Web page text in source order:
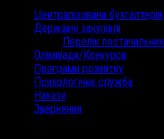
Централізована бухгалтерія
Державні закупівлі
Перелік
Олімпіади/Конкурси
Програми розвитку
Психологічна служба
Накази
Звернення